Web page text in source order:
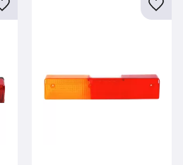
Lägg till i favoriter